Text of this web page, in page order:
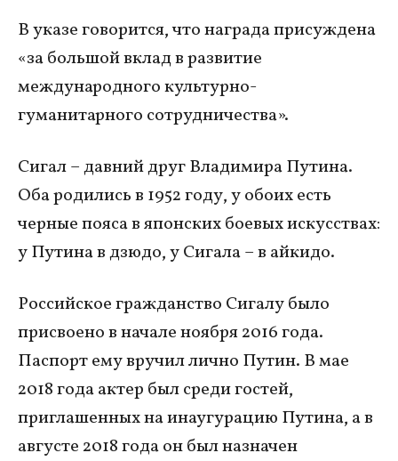
В указе говорится, что награда присуждена
«за большой вклад в развитие
международного культурно-
гуманитарного сотрудничества».
Сигал – давний друг Владимира Путина.
Оба родились в 1952 году, у обоих есть
черные пояса в японских боевых искусствах:
у Путина в дзюдо, у Сигала – в айкидо.
Российское гражданство Сигалу было
присвоено в начале ноября 2016 года.
Паспорт ему вручил лично Путин. В мае
2018 года актер был среди гостей,
приглашенных на инаугурацию Путина, а в
августе 2018 года он был назначен